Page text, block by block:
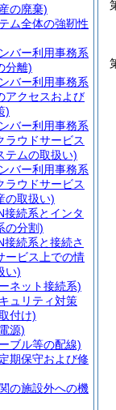
の廃棄)
ム全体の強靭性
バー利用事務系
分離)
バー利用事務系
アクセスおよび
)
バー利用事務系
ラウドサービス
テムの取扱い)
バー利用事務系
ラウドサービス
の取扱い)
接続系とインタ
の分割)
接続系と接続さ
ービス上での情
い)
ネット接続系)
ュリティ対策
付け)
源)
ブル等の配線)
期保守および修
の施設外への機